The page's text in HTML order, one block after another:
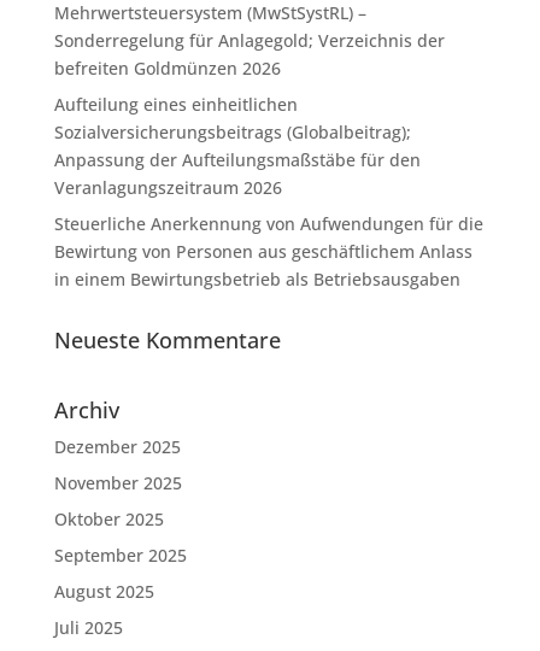
Mehrwertsteuersystem (MwStSystRL) –
Sonderregelung für Anlagegold; Verzeichnis der
befreiten Goldmünzen 2026
Aufteilung eines einheitlichen
Sozialversicherungsbeitrags (Globalbeitrag);
Anpassung der Aufteilungsmaßstäbe für den
Veranlagungszeitraum 2026
Steuerliche Anerkennung von Aufwendungen für die
Bewirtung von Personen aus geschäftlichem Anlass
in einem Bewirtungsbetrieb als Betriebsausgaben
Neueste Kommentare
Archiv
Dezember 2025
November 2025
Oktober 2025
September 2025
August 2025
Juli 2025